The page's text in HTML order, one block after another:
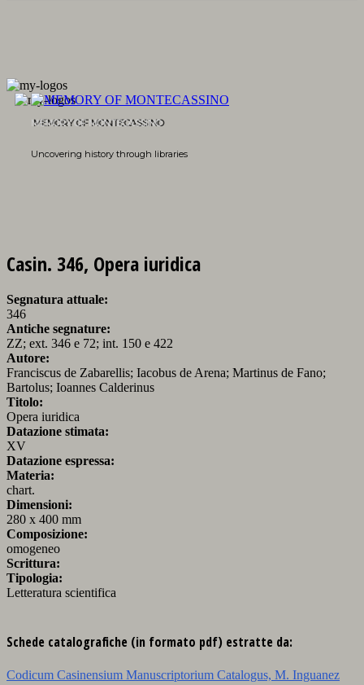
MEMORY OF MONTECASSINO
Uncovering history through libraries
Casin. 346, Opera iuridica
Segnatura attuale:
346
Antiche segnature:
ZZ; ext. 346 e 72; int. 150 e 422
Autore:
Franciscus de Zabarellis; Iacobus de Arena; Martinus de Fano;
Bartolus; Ioannes Calderinus
Titolo:
Opera iuridica
Datazione stimata:
XV
Datazione espressa:
Materia:
chart.
Dimensioni:
280 x 400 mm
Composizione:
omogeneo
Scrittura:
Tipologia:
Letteratura scientifica
Schede catalografiche (in formato pdf) estratte da:
Codicum Casinensium Manuscriptorium Catalogus, M. Inguanez